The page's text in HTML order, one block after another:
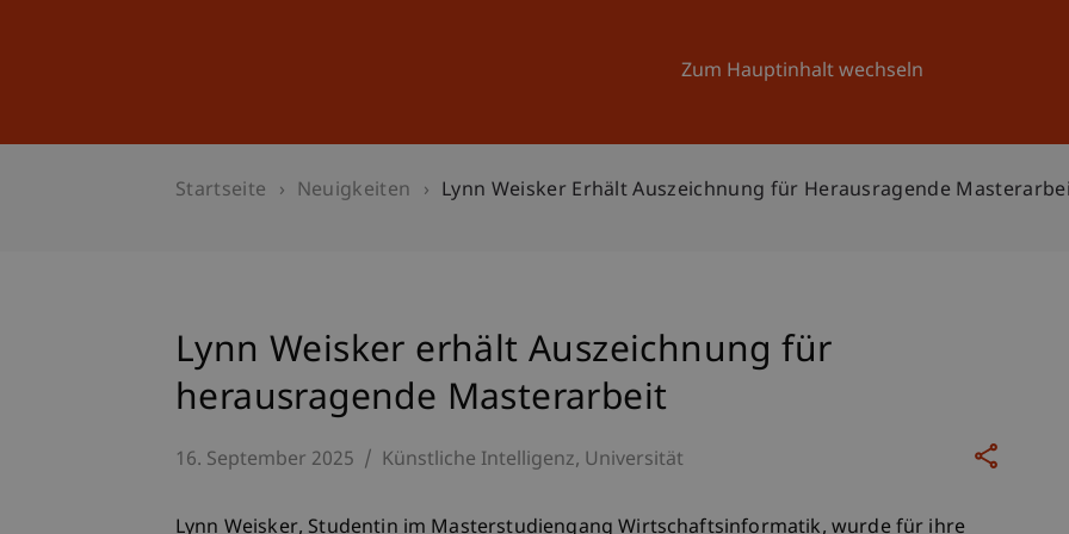
Zum Hauptinhalt wechseln
Universität Aktuelles
Startseite Neuigkeiten Lynn Weisker Erhält Auszeichnung für Herausragende
Lynn Weisker erhält Auszeichnung für
herausragende Masterarbeit
16. September 2025 Künstliche Intelligenz Universität
Lynn Weisker, Studentin im Masterstudiengang Wirtschaftsinformatik, wurde für ihre